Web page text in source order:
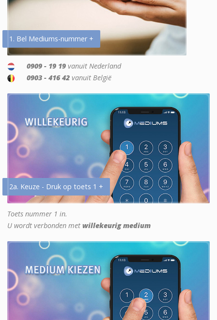
1. Bel Mediums-nummer +
0909 - 19 19 vanuit Nederland
0903 - 416 42 vanuit België
2a. Keuze - Druk op toets 1 +
Toets nummer 1 in.
U wordt verbonden met willekeurig medium